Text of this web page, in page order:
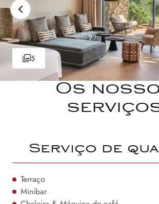
5
Os
Serviço de
Terraço
Minibar